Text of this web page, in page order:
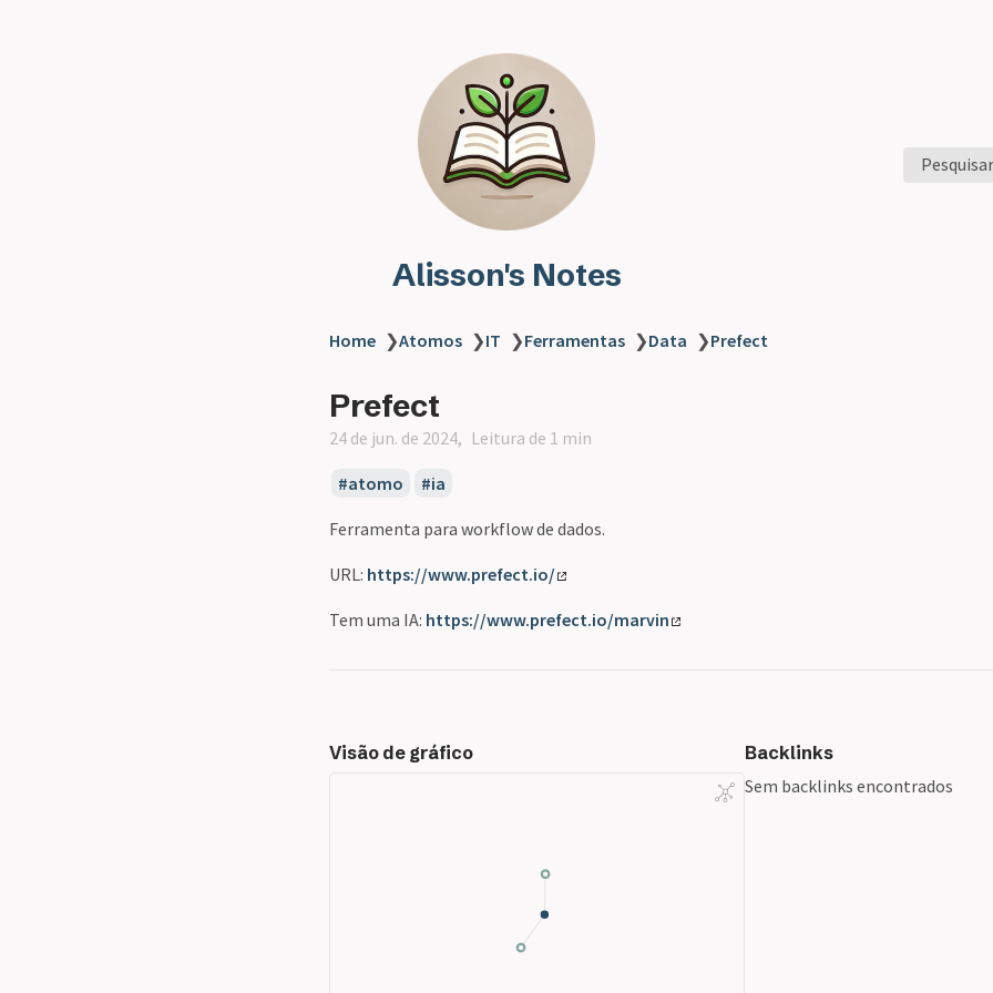
Alisson's Notes
Home ❯Atomos ❯IT ❯Ferramentas ❯Data ❯Prefect
Prefect
24 de jun. de 2024 Leitura de 1 min
atomo ia
Ferramenta para workflow de dados.
URL: https://www.prefect.io/
Tem uma IA: https://www.prefect.io/marvin
Visão de gráfico
Backlinks
Sem backlinks encontrados